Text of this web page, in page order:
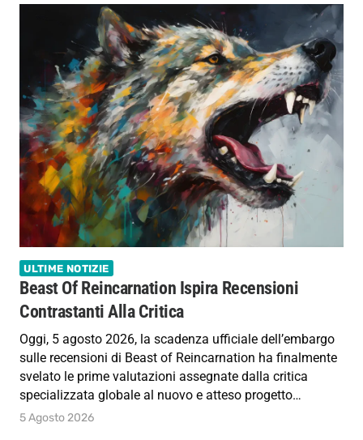
ULTIME NOTIZIE
Beast Of Reincarnation Ispira Recensioni
Contrastanti Alla Critica
Oggi, 5 agosto 2026, la scadenza ufficiale dell’embargo
sulle recensioni di Beast of Reincarnation ha finalmente
svelato le prime valutazioni assegnate dalla critica
specializzata globale al nuovo e atteso progetto…
5 Agosto 2026